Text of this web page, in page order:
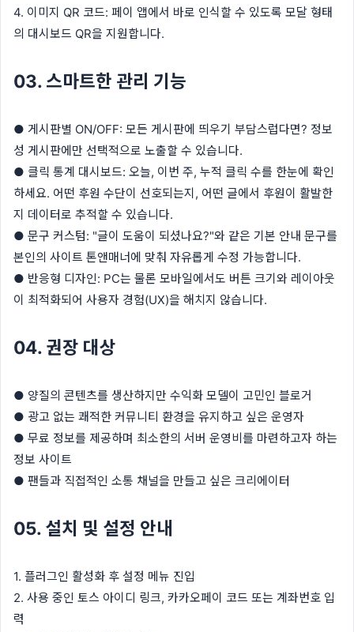
4. 이미지 QR 코드: 페이 앱에서 바로 인식할 수 있도록 모달 형태
의 대시보드 QR을 지원합니다.
03. 스마트한 관리 기능
● 게시판별 ON/OFF: 모든 게시판에 띄우기 부담스럽다면? 정보
성 게시판에만 선택적으로 노출할 수 있습니다.
● 클릭 통계 대시보드: 오늘, 이번 주, 누적 클릭 수를 한눈에 확인
하세요. 어떤 후원 수단이 선호되는지, 어떤 글에서 후원이 활발한
지 데이터로 추적할 수 있습니다.
● 문구 커스텀: "글이 도움이 되셨나요?"와 같은 기본 안내 문구를
본인의 사이트 톤앤매너에 맞춰 자유롭게 수정 가능합니다.
● 반응형 디자인: PC는 물론 모바일에서도 버튼 크기와 레이아웃
이 최적화되어 사용자 경험(UX)을 해치지 않습니다.
04. 권장 대상
● 양질의 콘텐츠를 생산하지만 수익화 모델이 고민인 블로거
● 광고 없는 쾌적한 커뮤니티 환경을 유지하고 싶은 운영자
● 무료 정보를 제공하며 최소한의 서버 운영비를 마련하고자 하는
정보 사이트
● 팬들과 직접적인 소통 채널을 만들고 싶은 크리에이터
05. 설치 및 설정 안내
1. 플러그인 활성화 후 설정 메뉴 진입
2. 사용 중인 토스 아이디 링크, 카카오페이 코드 또는 계좌번호 입
력